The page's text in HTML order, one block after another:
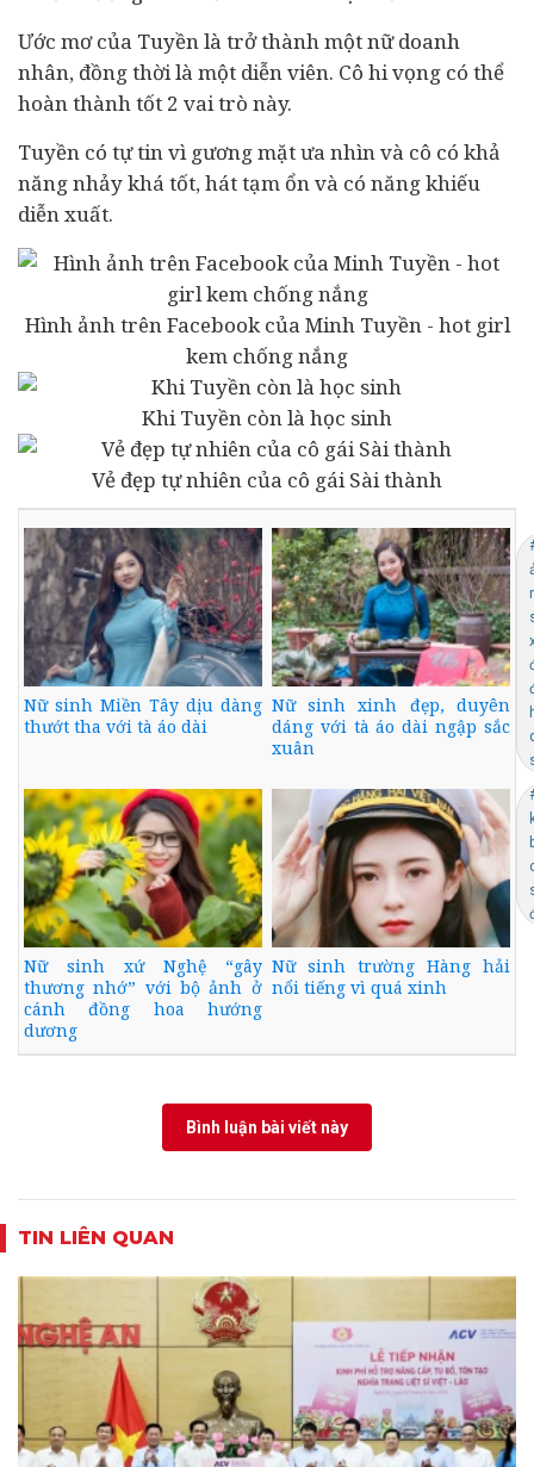
Ước mơ của Tuyền là trở thành một nữdoanh
nhân, đồng thời là một diễn viên. Cô hi vọng có thể
hoàn thành tốt 2 vai trò này.
Tuyền có tự tin vì gương mặt ưa nhìn và cô có khả
năng nhảy khá tốt, hát tạm ổn và có năng khiếu
diễn xuất.
Hình ảnh trên Facebook của Minh Tuyền - hot girl
kem chống nắng
Khi Tuyền còn là học sinh
Vẻ đẹp tự nhiên của cô gái Sài thành
Nữ sinh Miền Tây dịu dàng
thướt tha với tà áo dài
Nữ sinh xinh đẹp, duyên
dáng với tà áo dài ngập sắc
xuân
Nữ sinh xứ Nghệ “gây
thương nhớ” với bộ ảnh ở
cánh đồng hoa hướng
dương
Nữ sinh trường Hàng hải
nổi tiếng vì quá xinh
Bình luận bài viết này
TIN LIÊN QUAN